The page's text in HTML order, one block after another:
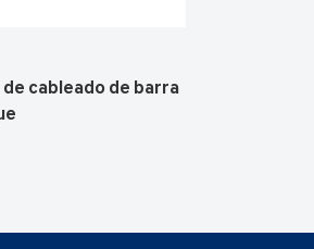
cableado de barra